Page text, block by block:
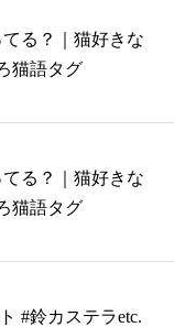
てる？｜猫好きな
猫語タグ
てる？｜猫好きな
猫語タグ